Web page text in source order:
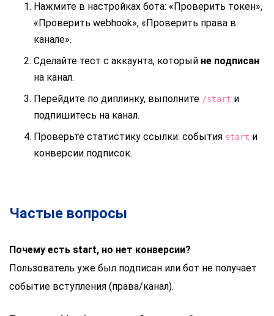
Нажмите в настройках бота: «Проверить токен»,
«Проверить webhook», «Проверить права в
канале».
Сделайте тест с аккаунта, который не подписан
на канал.
Перейдите по диплинку, выполните /start и
подпишитесь на канал.
Проверьте статистику ссылки: события start и
конверсии подписок.
Частые вопросы
Почему есть start, но нет конверсии?
Пользователь уже был подписан или бот не получает
событие вступления (права/канал).